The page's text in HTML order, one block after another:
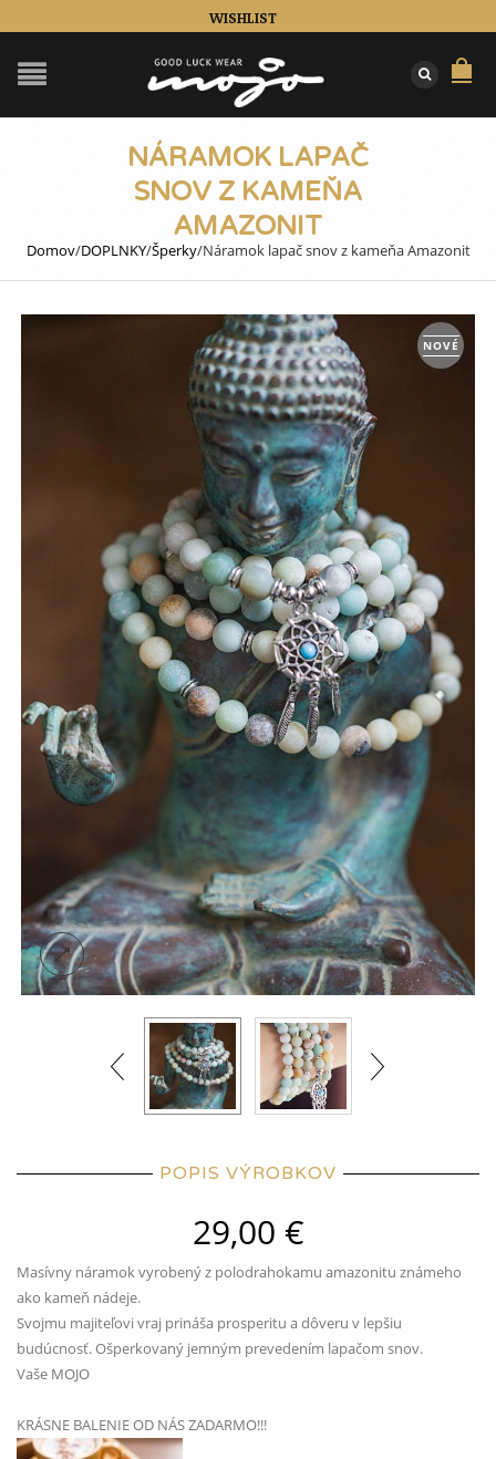
WISHLIST
NÁRAMOK LAPAČ
SNOV Z KAMEŇA
AMAZONIT
Domov/DOPLNKY/Šperky/Náramok lapač snov z kameňa Amazonit
NOVÉ
POPIS VÝROBKOV
29,00 €
Masívny náramok vyrobený z polodrahokamu amazonitu známeho
ako kameň nádeje.
Svojmu majiteľovi vraj prináša prosperitu a dôveru v lepšiu
budúcnosť. Ošperkovaný jemným prevedením lapačom snov.
Vaše MOJO
KRÁSNE BALENIE OD NÁS ZADARMO!!!